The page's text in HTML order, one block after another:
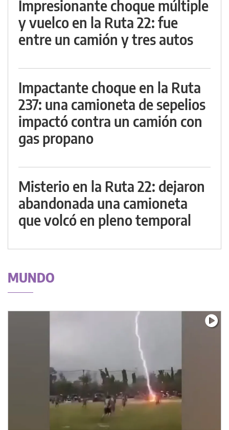
Impresionante choque múltiple
y vuelco en la Ruta 22: fue
entre un camión y tres autos
Impactante choque en la Ruta
237: una camioneta de sepelios
impactó contra un camión con
gas propano
Misterio en la Ruta 22: dejaron
abandonada una camioneta
que volcó en pleno temporal
MUNDO